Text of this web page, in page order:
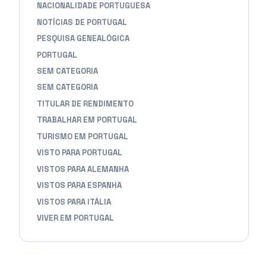
NACIONALIDADE PORTUGUESA
NOTÍCIAS DE PORTUGAL
PESQUISA GENEALÓGICA
PORTUGAL
SEM CATEGORIA
SEM CATEGORIA
TITULAR DE RENDIMENTO
TRABALHAR EM PORTUGAL
TURISMO EM PORTUGAL
VISTO PARA PORTUGAL
VISTOS PARA ALEMANHA
VISTOS PARA ESPANHA
VISTOS PARA ITÁLIA
VIVER EM PORTUGAL